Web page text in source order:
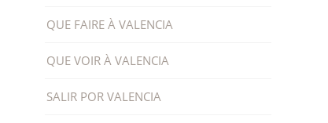
QUE FAIRE À VALENCIA
QUE VOIR À VALENCIA
SALIR POR VALENCIA